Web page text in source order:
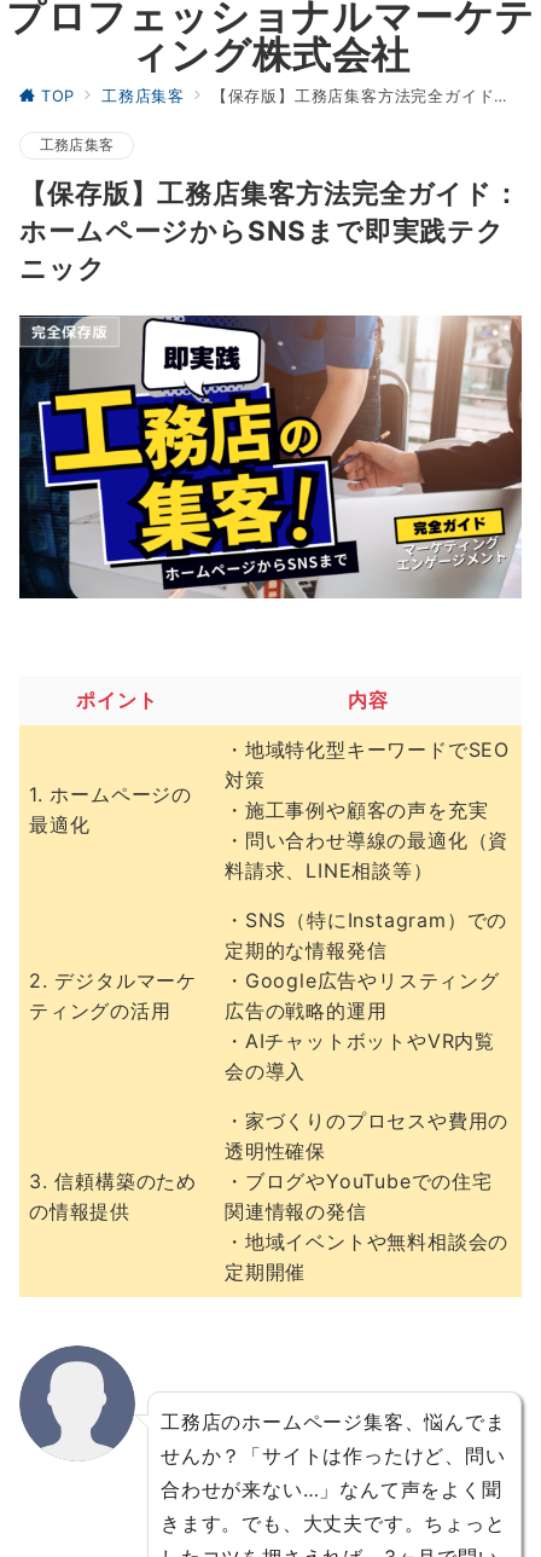
プロフェッショナルマーケテ
ィング株式会社
TOP 工務店集客 【保存版】工務店集客方法完全ガイド：ホームページからSNSまで即実践テクニック
工務店集客
【保存版】工務店集客方法完全ガイド：
ホームページからSNSまで即実践テク
ニック
ポイント 内容
1. ホームページの
最適化
・地域特化型キーワードでSEO
対策
・施工事例や顧客の声を充実
・問い合わせ導線の最適化（資
料請求、LINE相談等）
2. デジタルマーケ
ティングの活用
・SNS（特にInstagram）での
定期的な情報発信
・Google広告やリスティング
広告の戦略的運用
・AIチャットボットやVR内覧
会の導入
3. 信頼構築のため
の情報提供
・家づくりのプロセスや費用の
透明性確保
・ブログやYouTubeでの住宅
関連情報の発信
・地域イベントや無料相談会の
定期開催
工務店のホームページ集客、悩んでま
せんか？「サイトは作ったけど、問い
合わせが来ない…」なんて声をよく聞
きます。でも、大丈夫です。ちょっと